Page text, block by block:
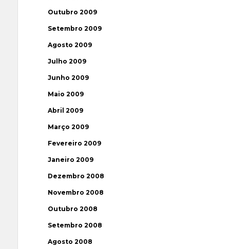
Outubro 2009
Setembro 2009
Agosto 2009
Julho 2009
Junho 2009
Maio 2009
Abril 2009
Março 2009
Fevereiro 2009
Janeiro 2009
Dezembro 2008
Novembro 2008
Outubro 2008
Setembro 2008
Agosto 2008